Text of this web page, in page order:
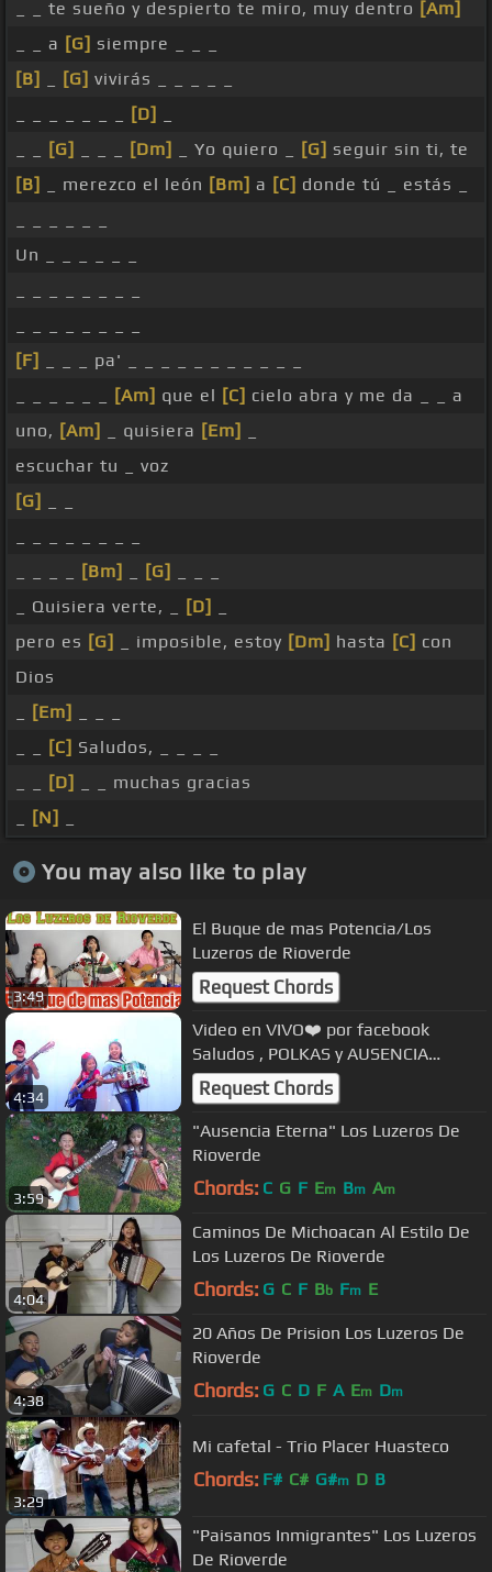
_ _ te sueño y despierto te miro, muy dentro [Am]
_ _ a [G] siempre _ _ _
[B]
[G] vivirás _ _ _ _ _
[D]
[G] [Dm] _ Yo quiero _ [G] seguir sin ti, te
[B]
_ merezco el león [Bm] a [C] donde tú _ estás _
Un _ _ _ _ _ _
[F]
_ _ _ pa' _ _ _ _ _ _ _ _ _ _ _
[Am] que el [C] cielo abra y me da _ _ a
uno, [Am] _ quisiera [Em]
escuchar tu _ voz
[G]
[Bm] [G]
_ Quisiera verte, _
[D]
pero es [G] _ imposible, estoy [Dm] hasta [C] con
Dios
[Em]
[C] Saludos, _ _ _ _
[D]
_ _ muchas gracias
[N]
You may also like to play
3:49
El Buque de mas Potencia/Los
Luzeros de Rioverde
Request Chords
4:34
Video en VIVO❤️ por facebook
Saludos , POLKAS y AUSENCIA
ETERNA
Request Chords
3:59
"Ausencia Eterna" Los Luzeros De
Rioverde
Chords: C G F Em Bm Am
4:04
Caminos De Michoacan Al Estilo De
Los Luzeros De Rioverde
Chords: G C F Bb Fm E
4:38
20 Años De Prision Los Luzeros De
Rioverde
Chords: G C D F A Em Dm
3:29
Mi cafetal - Trio Placer Huasteco
Chords: F# C# G#m D B
"Paisanos Inmigrantes" Los Luzeros
De Rioverde